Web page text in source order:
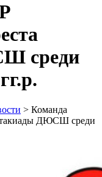
среди
> Команда
ДЮСШ среди